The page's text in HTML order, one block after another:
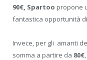
90€, Spartoo propone
fantastica opportunità
Invece, per gli amanti
somma a partire da 80€,